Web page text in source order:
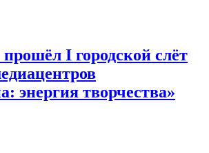
I городской слёт
энергия творчества»